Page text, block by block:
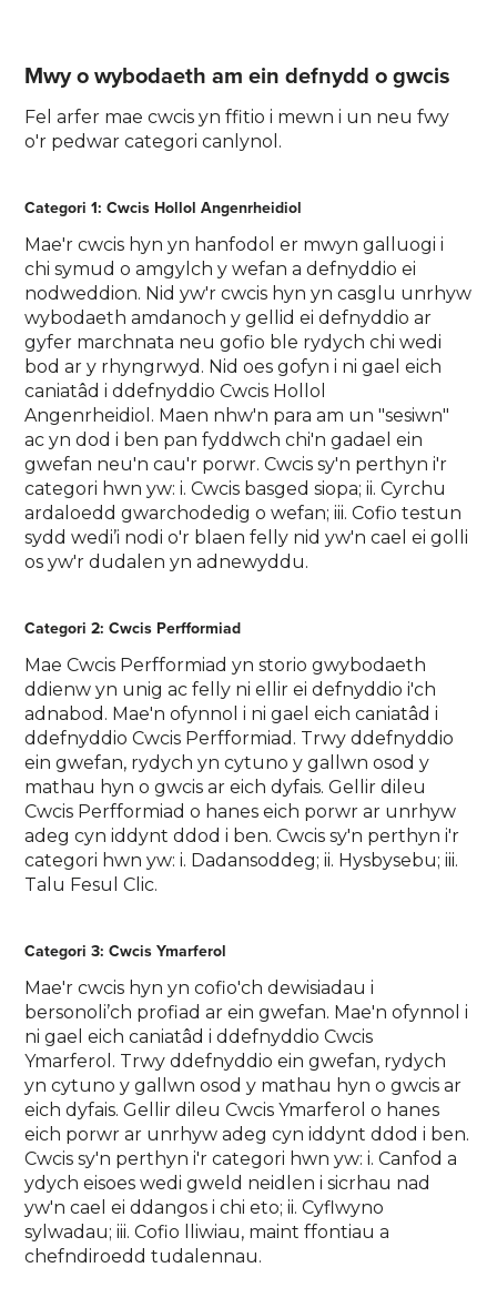
Mwy o wybodaeth am ein defnydd o gwcis
Fel arfer mae cwcis yn ffitio i mewn i un neu fwy
o'r pedwar categori canlynol.
Categori 1: Cwcis Hollol Angenrheidiol
Mae'r cwcis hyn yn hanfodol er mwyn galluogi i
chi symud o amgylch y wefan a defnyddio ei
nodweddion. Nid yw'r cwcis hyn yn casglu unrhyw
wybodaeth amdanoch y gellid ei defnyddio ar
gyfer marchnata neu gofio ble rydych chi wedi
bod ar y rhyngrwyd. Nid oes gofyn i ni gael eich
caniatâd i ddefnyddio Cwcis Hollol
Angenrheidiol. Maen nhw'n para am un "sesiwn"
ac yn dod i ben pan fyddwch chi'n gadael ein
gwefan neu'n cau'r porwr. Cwcis sy'n perthyn i'r
categori hwn yw: i. Cwcis basged siopa; ii. Cyrchu
ardaloedd gwarchodedig o wefan; iii. Cofio testun
sydd wedi’i nodi o'r blaen felly nid yw'n cael ei golli
os yw'r dudalen yn adnewyddu.
Categori 2: Cwcis Perfformiad
Mae Cwcis Perfformiad yn storio gwybodaeth
ddienw yn unig ac felly ni ellir ei defnyddio i'ch
adnabod. Mae'n ofynnol i ni gael eich caniatâd i
ddefnyddio Cwcis Perfformiad. Trwy ddefnyddio
ein gwefan, rydych yn cytuno y gallwn osod y
mathau hyn o gwcis ar eich dyfais. Gellir dileu
Cwcis Perfformiad o hanes eich porwr ar unrhyw
adeg cyn iddynt ddod i ben. Cwcis sy'n perthyn i'r
categori hwn yw: i. Dadansoddeg; ii. Hysbysebu; iii.
Talu Fesul Clic.
Categori 3: Cwcis Ymarferol
Mae'r cwcis hyn yn cofio'ch dewisiadau i
bersonoli’ch profiad ar ein gwefan. Mae'n ofynnol i
ni gael eich caniatâd i ddefnyddio Cwcis
Ymarferol. Trwy ddefnyddio ein gwefan, rydych
yn cytuno y gallwn osod y mathau hyn o gwcis ar
eich dyfais. Gellir dileu Cwcis Ymarferol o hanes
eich porwr ar unrhyw adeg cyn iddynt ddod i ben.
Cwcis sy'n perthyn i'r categori hwn yw: i. Canfod a
ydych eisoes wedi gweld neidlen i sicrhau nad
yw'n cael ei ddangos i chi eto; ii. Cyflwyno
sylwadau; iii. Cofio lliwiau, maint ffontiau a
chefndiroedd tudalennau.